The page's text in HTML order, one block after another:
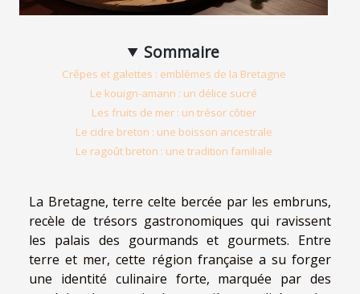
Sommaire
Crêpes et galettes : emblèmes de la Bretagne
Le kouign-amann : un délice sucré
Les fruits de mer : un trésor côtier
Le cidre breton : une boisson ancestrale
Le ragoût breton : une tradition familiale
La Bretagne, terre celte bercée par les embruns,
recèle de trésors gastronomiques qui ravissent
les palais des gourmands et gourmets. Entre
terre et mer, cette région française a su forger
une identité culinaire forte, marquée par des